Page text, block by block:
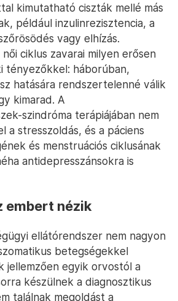
kimutatható ciszták mellé más
például inzulinrezisztencia, a
vagy elhízás.
ciklus zavarai milyen erősen
tényezőkkel: háborúban,
hatására rendszertelenné válik
kimarad. A
szindróma terápiájában nem
a stresszoldás, és a páciens
és menstruációs ciklusának
antidepresszánsokra is
embert nézik
ellátórendszer nem nagyon
betegségekkel
jellemzően egyik orvostól a
készülnek a diagnosztikus
találnak megoldást a